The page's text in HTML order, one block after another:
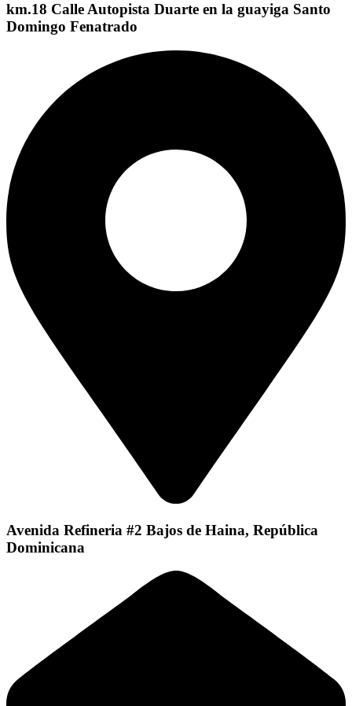
km.18 Calle Autopista Duarte en la guayiga Santo
Domingo Fenatrado
Avenida Refineria #2 Bajos de Haina, República
Dominicana